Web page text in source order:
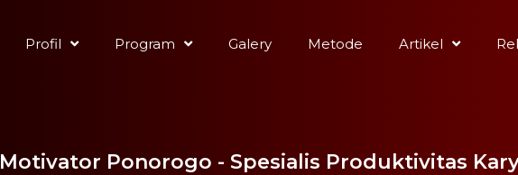
Profil Program Galery Metode Artikel
Motivator Ponorogo - Spesialis Produktivitas